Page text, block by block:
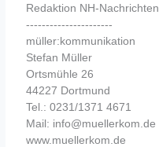
Redaktion NH-Nachrichten
----------------------
müller:kommunikation
Stefan Müller
Ortsmühle 26
44227 Dortmund
Tel.: 0231/1371 4671
Mail: info@muellerkom.de
www.muellerkom.de